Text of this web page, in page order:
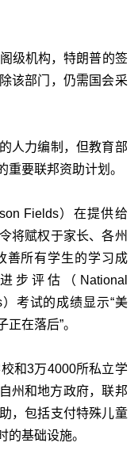
级机构，特朗普的签
该部门，仍需国会采
人力编制，但教育部
要联邦资助计划。
Fields）在提供给
将赋权于家长、各州
善所有学生的学习成
步评估（National
考试的成绩显示“美
在落后”。
和3万4000所私立学
州和地方政府，联邦
，包括支付特殊儿童
的基础设施。